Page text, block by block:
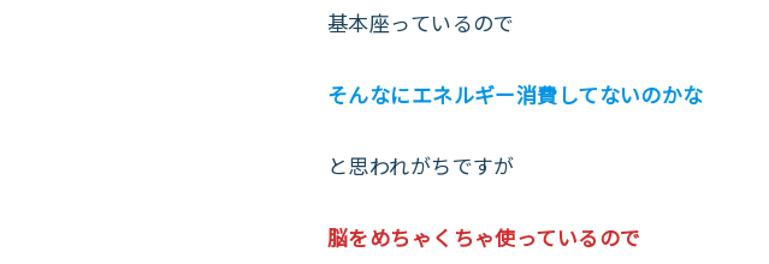
基本座っているので
そんなにエネルギー消費してないのかな
と思われがちですが
脳をめちゃくちゃ使っているので